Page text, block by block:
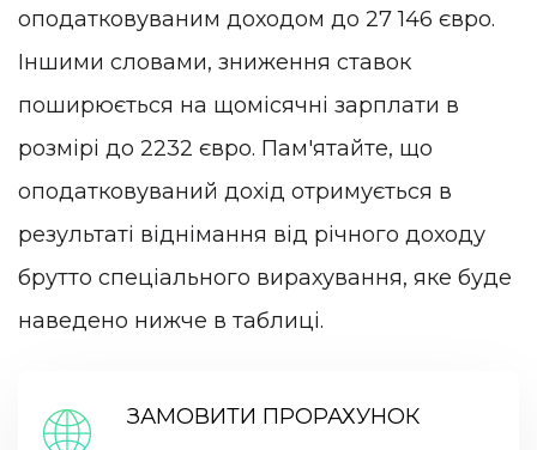
оподатковуваним доходом до 27 146 євро.
Іншими словами, зниження ставок
поширюється на щомісячні зарплати в
розмірі до 2232 євро. Пам'ятайте, що
оподатковуваний дохід отримується в
результаті віднімання від річного доходу
брутто спеціального вирахування, яке буде
наведено нижче в таблиці.
ЗАМОВИТИ ПРОРАХУНОК